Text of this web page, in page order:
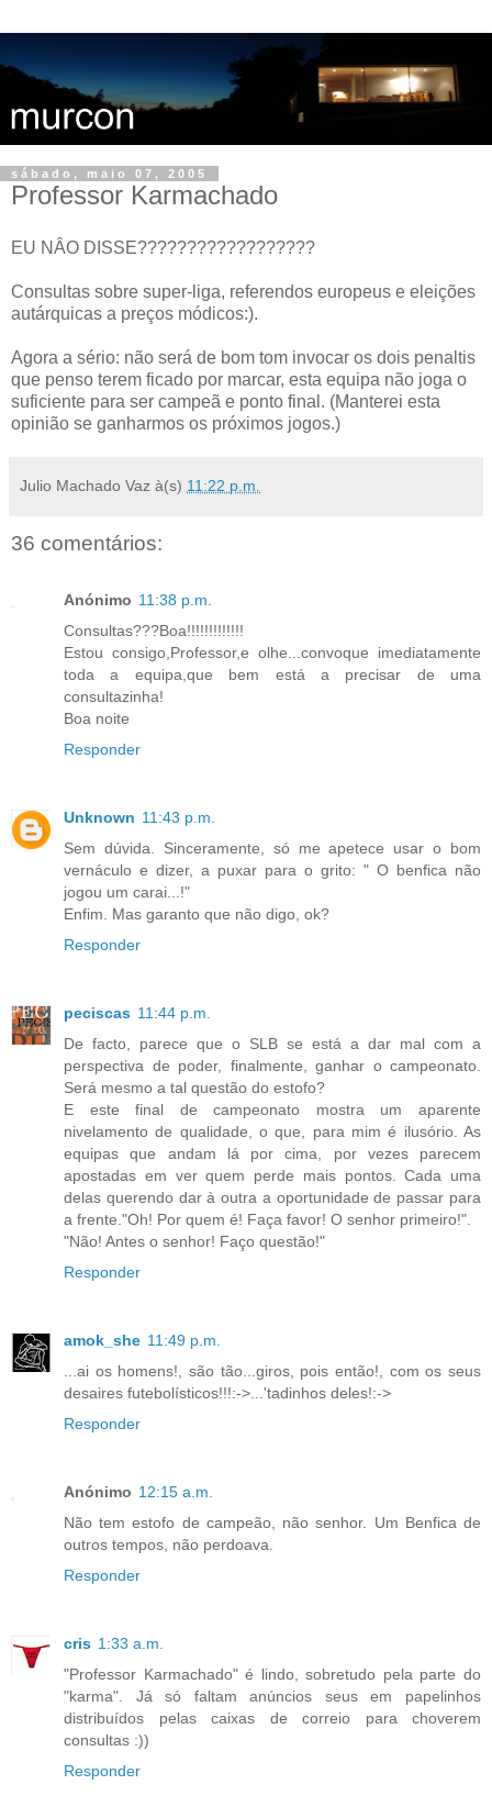
sábado, maio 07, 2005
Professor Karmachado
EU NÂO DISSE??????????????????
Consultas sobre super-liga, referendos europeus e eleições
autárquicas a preços módicos:).
Agora a sério: não será de bom tom invocar os dois penaltis
que penso terem ficado por marcar, esta equipa não joga o
suficiente para ser campeã e ponto final. (Manterei esta
opinião se ganharmos os próximos jogos.)
Julio Machado Vaz à(s) 11:22 p.m.
36 comentários:
Anónimo 11:38 p.m.
Consultas???Boa!!!!!!!!!!!!!
Estou consigo,Professor,e olhe...convoque imediatamente
toda a equipa,que bem está a precisar de uma
consultazinha!
Boa noite
Responder
Unknown 11:43 p.m.
Sem dúvida. Sinceramente, só me apetece usar o bom
vernáculo e dizer, a puxar para o grito: " O benfica não
jogou um carai...!"
Enfim. Mas garanto que não digo, ok?
Responder
peciscas 11:44 p.m.
De facto, parece que o SLB se está a dar mal com a
perspectiva de poder, finalmente, ganhar o campeonato.
Será mesmo a tal questão do estofo?
E este final de campeonato mostra um aparente
nivelamento de qualidade, o que, para mim é ilusório. As
equipas que andam lá por cima, por vezes parecem
apostadas em ver quem perde mais pontos. Cada uma
delas querendo dar à outra a oportunidade de passar para
a frente."Oh! Por quem é! Faça favor! O senhor primeiro!".
"Não! Antes o senhor! Faço questão!"
Responder
amok_she 11:49 p.m.
...ai os homens!, são tão...giros, pois então!, com os seus
desaires futebolísticos!!!:->...'tadinhos deles!:->
Responder
Anónimo 12:15 a.m.
Não tem estofo de campeão, não senhor. Um Benfica de
outros tempos, não perdoava.
Responder
cris 1:33 a.m.
"Professor Karmachado" é lindo, sobretudo pela parte do
"karma". Já só faltam anúncios seus em papelinhos
distribuídos pelas caixas de correio para choverem
consultas :))
Responder